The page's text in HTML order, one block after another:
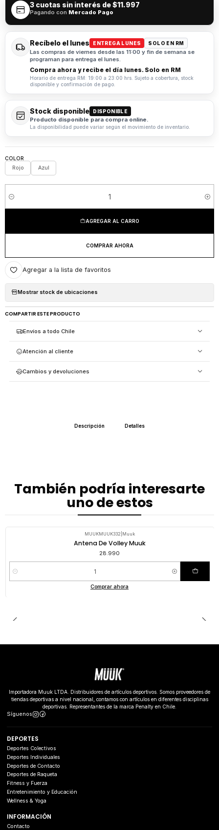
3 cuotas sin interés de$11.997
Pagando con Mercado Pago
Recíbelo el lunes ENTREGA LUNES SOLO EN RM
Las compras de viernes desde las 11:00 y fin de semana se
programan para entrega el lunes.
Compra ahora y recibe el día lunes. Solo en RM
Horario de entrega RM: 19:00 a 23:00 hrs. Sujeto a cobertura, stock
disponible y confirmación de pago.
Stock disponible DISPONIBLE
Producto disponible para compra online.
La disponibilidad puede variar según el movimiento de inventario.
COLOR
Rojo Azul
Cantidad
AGREGAR AL CARRO
COMPRAR AHORA
Agregar a la lista de favoritos
Mostrar stock de ubicaciones
COMPARTIR ESTE PRODUCTO
Envíos a todo Chile
Atención al cliente
Cambios y devoluciones
Descripción Detalles
También podría interesarte
uno de estos
MUUKMUUK332 Muuk
Antena De Volley Muuk
28.990
Cantidad
Comprar ahora
Importadora Muuk LTDA. Distribuidores de artículos deportivos. Somos proveedores de
tiendas deportivas a nivel nacional, contamos con artículos en diferentes disciplinas
deportivas. Representantes de la marca Penalty en Chile.
Síguenos
DEPORTES
Deportes Colectivos
Deportes Individuales
Deportes de Contacto
Deportes de Raqueta
Fitness y Fuerza
Entretenimiento y Educación
Wellness & Yoga
INFORMACIÓN
Contacto